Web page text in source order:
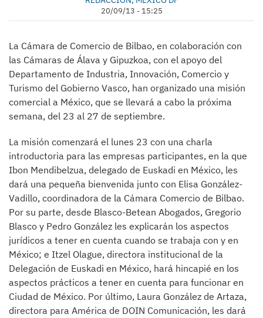
20/09/13 - 15:25
La Cámara de Comercio de Bilbao, en colaboración con
las Cámaras de Álava y Gipuzkoa, con el apoyo del
Departamento de Industria, Innovación, Comercio y
Turismo del Gobierno Vasco, han organizado una misión
comercial a México, que se llevará a cabo la próxima
semana, del 23 al 27 de septiembre.
La misión comenzará el lunes 23 con una charla
introductoria para las empresas participantes, en la que
Ibon Mendibelzua, delegado de Euskadi en México, les
dará una pequeña bienvenida junto con Elisa González-
Vadillo, coordinadora de la Cámara Comercio de Bilbao.
Por su parte, desde Blasco-Betean Abogados, Gregorio
Blasco y Pedro González les explicarán los aspectos
jurídicos a tener en cuenta cuando se trabaja con y en
México; e Itzel Olague, directora institucional de la
Delegación de Euskadi en México, hará hincapié en los
aspectos prácticos a tener en cuenta para funcionar en
Ciudad de México. Por último, Laura González de Artaza,
directora para América de DOIN Comunicación, les dará